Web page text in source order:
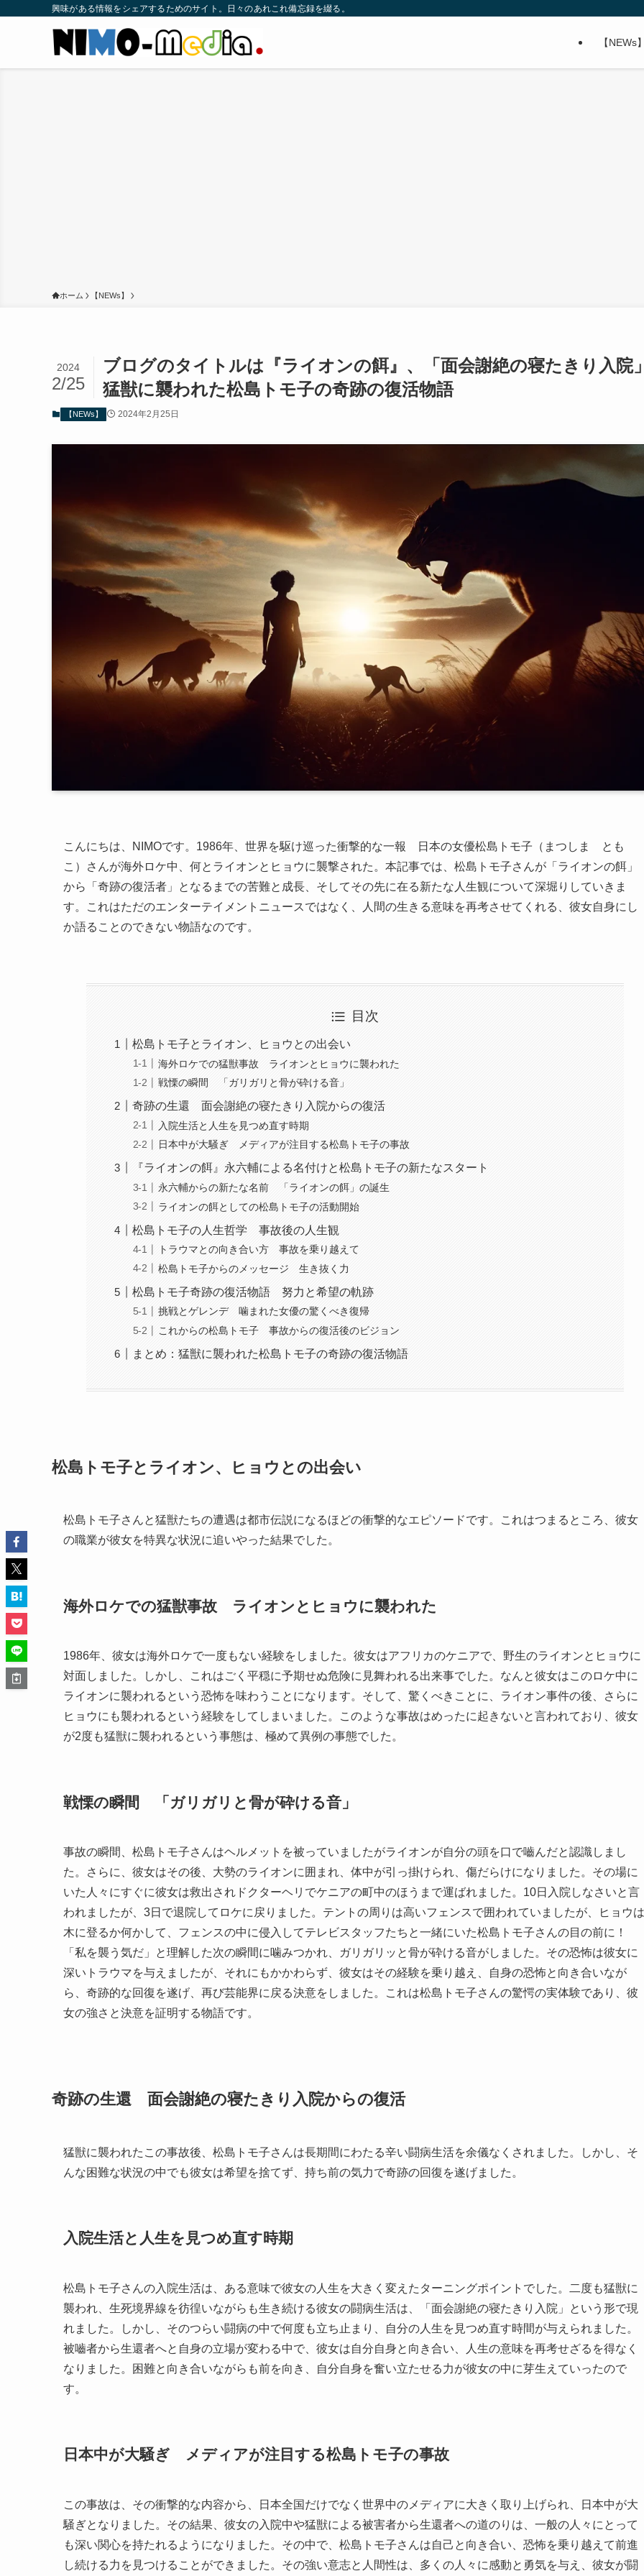
興味がある情報をシェアするためのサイト。日々のあれこれ備忘録を綴る。
【NEWs
ホーム 【NEWs】
ブログのタイトルは『ライオンの餌』、「面会謝絶の寝たきり入院
猛獣に襲われた松島トモ子の奇跡の復活物語
2024
2/25
【NEWs】 2024年2月25日
こんにちは、NIMOです。1986年、世界を駆け巡った衝撃的な一報 日本の女優松島トモ子（まつしま とも
こ）さんが海外ロケ中、何とライオンとヒョウに襲撃された。本記事では、松島トモ子さんが「ライオンの餌」
から「奇跡の復活者」となるまでの苦難と成長、そしてその先に在る新たな人生観について深堀りしていきま
す。これはただのエンターテイメントニュースではなく、人間の生きる意味を再考させてくれる、彼女自身にし
か語ることのできない物語なのです。
目次
松島トモ子とライオン、ヒョウとの出会い
海外ロケでの猛獣事故 ライオンとヒョウに襲われた
戦慄の瞬間 「ガリガリと骨が砕ける音」
奇跡の生還 面会謝絶の寝たきり入院からの復活
入院生活と人生を見つめ直す時期
日本中が大騒ぎ メディアが注目する松島トモ子の事故
『ライオンの餌』永六輔による名付けと松島トモ子の新たなスタート
永六輔からの新たな名前 「ライオンの餌」の誕生
ライオンの餌としての松島トモ子の活動開始
松島トモ子の人生哲学 事故後の人生観
トラウマとの向き合い方 事故を乗り越えて
松島トモ子からのメッセージ 生き抜く力
松島トモ子奇跡の復活物語 努力と希望の軌跡
挑戦とゲレンデ 噛まれた女優の驚くべき復帰
これからの松島トモ子 事故からの復活後のビジョン
まとめ：猛獣に襲われた松島トモ子の奇跡の復活物語
松島トモ子とライオン、ヒョウとの出会い
松島トモ子さんと猛獣たちの遭遇は都市伝説になるほどの衝撃的なエピソードです。これはつまるところ、彼女
の職業が彼女を特異な状況に追いやった結果でした。
海外ロケでの猛獣事故 ライオンとヒョウに襲われた
1986年、彼女は海外ロケで一度もない経験をしました。彼女はアフリカのケニアで、野生のライオンとヒョウに
対面しました。しかし、これはごく平穏に予期せぬ危険に見舞われる出来事でした。なんと彼女はこのロケ中に
ライオンに襲われるという恐怖を味わうことになります。そして、驚くべきことに、ライオン事件の後、さらに
ヒョウにも襲われるという経験をしてしまいました。このような事故はめったに起きないと言われており、彼女
が2度も猛獣に襲われるという事態は、極めて異例の事態でした。
戦慄の瞬間 「ガリガリと骨が砕ける音」
事故の瞬間、松島トモ子さんはヘルメットを被っていましたがライオンが自分の頭を口で嚙んだと認識しまし
た。さらに、彼女はその後、大勢のライオンに囲まれ、体中が引っ掛けられ、傷だらけになりました。その場に
いた人々にすぐに彼女は救出されドクターヘリでケニアの町中のほうまで運ばれました。10日入院しなさいと言
われましたが、3日で退院してロケに戻りました。テントの周りは高いフェンスで囲われていましたが、ヒョウは
木に登るか何かして、フェンスの中に侵入してテレビスタッフたちと一緒にいた松島トモ子さんの目の前に！
「私を襲う気だ」と理解した次の瞬間に噛みつかれ、ガリガリッと骨が砕ける音がしました。その恐怖は彼女に
深いトラウマを与えましたが、それにもかかわらず、彼女はその経験を乗り越え、自身の恐怖と向き合いなが
ら、奇跡的な回復を遂げ、再び芸能界に戻る決意をしました。これは松島トモ子さんの驚愕の実体験であり、彼
女の強さと決意を証明する物語です。
奇跡の生還 面会謝絶の寝たきり入院からの復活
猛獣に襲われたこの事故後、松島トモ子さんは長期間にわたる辛い闘病生活を余儀なくされました。しかし、そ
んな困難な状況の中でも彼女は希望を捨てず、持ち前の気力で奇跡の回復を遂げました。
入院生活と人生を見つめ直す時期
松島トモ子さんの入院生活は、ある意味で彼女の人生を大きく変えたターニングポイントでした。二度も猛獣に
襲われ、生死境界線を彷徨いながらも生き続ける彼女の闘病生活は、「面会謝絶の寝たきり入院」という形で現
れました。しかし、そのつらい闘病の中で何度も立ち止まり、自分の人生を見つめ直す時間が与えられました。
被嚙者から生還者へと自身の立場が変わる中で、彼女は自分自身と向き合い、人生の意味を再考せざるを得なく
なりました。困難と向き合いながらも前を向き、自分自身を奮い立たせる力が彼女の中に芽生えていったので
す。
日本中が大騒ぎ メディアが注目する松島トモ子の事故
この事故は、その衝撃的な内容から、日本全国だけでなく世界中のメディアに大きく取り上げられ、日本中が大
騒ぎとなりました。その結果、彼女の入院中や猛獣による被害者から生還者への道のりは、一般の人々にとって
も深い関心を持たれるようになりました。その中で、松島トモ子さんは自己と向き合い、恐怖を乗り越えて前進
し続ける力を見つけることができました。その強い意志と人間性は、多くの人々に感動と勇気を与え、彼女が闘